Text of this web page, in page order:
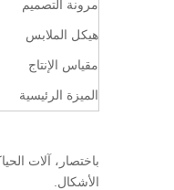
مرونة التصميم
هيكل الملابس
مقياس الإنتاج
الميزة الرئيسية
باختصار، آلات
الأشكال.